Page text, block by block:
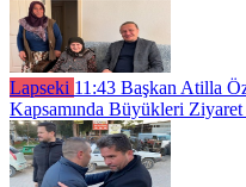
Lapseki 11:43 Başkan Atilla
Kapsamında Büyükleri